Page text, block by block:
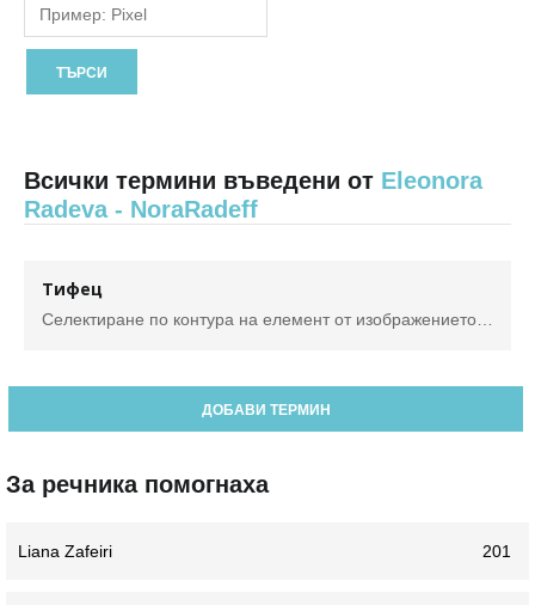
Всички термини въведени от Eleonora
Radeva - NoraRadeff
Тифец
ДОБАВИ ТЕРМИН
За речника помогнаха
Liana Zafeiri 201